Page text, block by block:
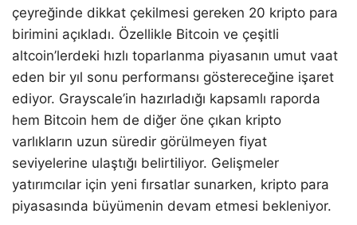
çeyreğinde dikkat çekilmesi gereken 20 kripto para
birimini açıkladı. Özellikle Bitcoin ve çeşitli
altcoin’lerdeki hızlı toparlanma piyasanın umut vaat
eden bir yıl sonu performansı göstereceğine işaret
ediyor. Grayscale’in hazırladığı kapsamlı raporda
hem Bitcoin hem de diğer öne çıkan kripto
varlıkların uzun süredir görülmeyen fiyat
seviyelerine ulaştığı belirtiliyor. Gelişmeler
yatırımcılar için yeni fırsatlar sunarken, kripto para
piyasasında büyümenin devam etmesi bekleniyor.